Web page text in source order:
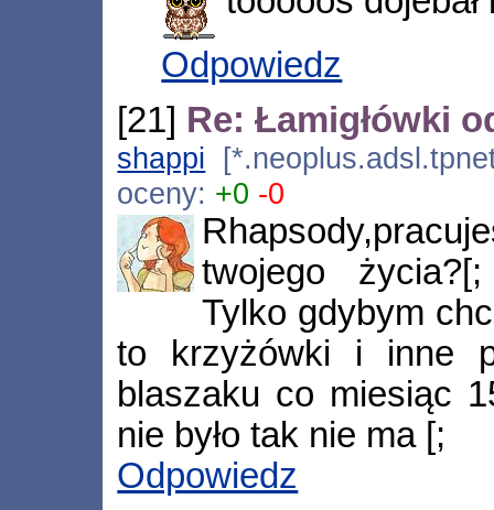
Odpowiedz
[21] Re: Łamigłówki
shappi
oceny: +0 -0
twojego
Tylko gdybym
to krzyżówki i inne
blaszaku co miesiąc
nie było tak nie ma [;
Odpowiedz